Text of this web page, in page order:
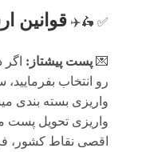
✅ 🛵✈️ قوانين
💌 پست پیشتاز:
رو انتخاب
واریزی بسته بندی
واریزی تحویل پست
اقصی نقاط کشور،